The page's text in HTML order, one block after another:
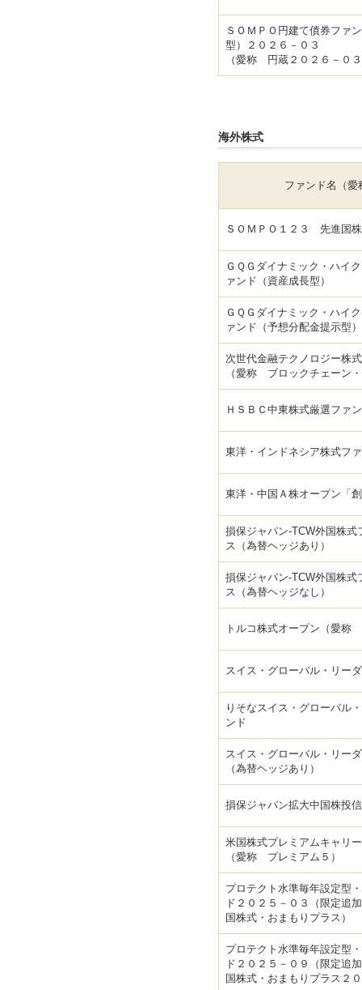
ＳＯＭＰＯ円建て債券ファ
型）２０２６－０３
（愛称 円蔵２０２６－０
海外株式
ファンド名（愛
ＳＯＭＰＯ１２３ 先進国
ＧＱＧダイナミック・ハイ
ァンド（資産成長型）
ＧＱＧダイナミック・ハイ
ァンド（予想分配金提示型）
次世代金融テクノロジー株
（愛称 ブロックチェーン
ＨＳＢＣ中東株式厳選ファ
東洋・インドネシア株式フ
東洋・中国Ａ株オープン「
損保ジャパン-TCW外国株式
ス（為替ヘッジあり）
損保ジャパン-TCW外国株式
ス（為替ヘッジなし）
トルコ株式オープン（愛称
スイス・グローバル・リー
りそなスイス・グローバル
ンド
スイス・グローバル・リー
（為替ヘッジあり）
損保ジャパン拡大中国株投信
米国株式プレミアムキャリ
（愛称 プレミアム５）
プロテクト水準毎年設定型
ド２０２５－０３（限定追
国株式・おまもりプラス）
プロテクト水準毎年設定型
ド２０２５－０９（限定追
国株式・おまもりプラス２